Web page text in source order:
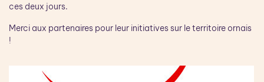
ces deux jours.
Merci aux partenaires pour leur initiatives sur le territoire ornais
!